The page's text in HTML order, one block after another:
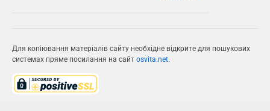
Для копіювання матеріалів сайту необхідне відкрите для пошукових
системах пряме посилання на сайт osvita.net.